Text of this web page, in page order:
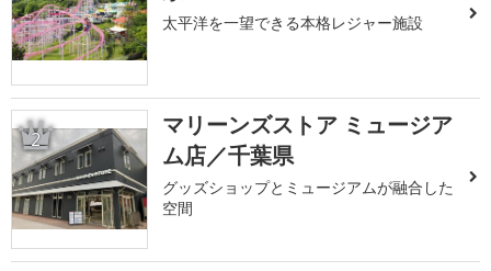
太平洋を一望できる本格レジャー施設
2
マリーンズストア ミュージア
ム店／千葉県
グッズショップとミュージアムが融合した
空間